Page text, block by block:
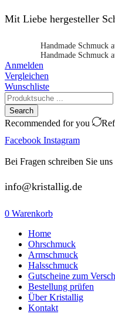
Mit Liebe hergesteller
Handmade Schmuck
Handmade Schmuck
Anmelden
Vergleichen
Wunschliste
Search
Recommended for you
Facebook Instagram
Bei Fragen schreiben Sie uns
info@kristallig.de
0 Warenkorb
Home
Ohrschmuck
Armschmuck
Halsschmuck
Gutscheine zum
Bestellung prüfen
Über Kristallig
Kontakt